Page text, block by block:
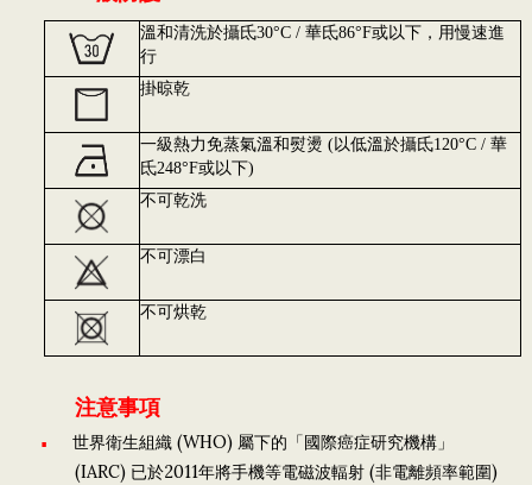
溫和清洗於攝氐30°C / 華氐86°F或以下，用慢速進
行
掛晾乾
一級熱力免蒸氣溫和熨燙 (以低溫於攝氐120°C / 華
氐248°F或以下)
不可乾洗
不可漂白
不可烘乾
注意事項
世界衛生組織 (WHO) 屬下的「國際癌症研究機構」
(IARC) 已於2011年將手機等電磁波輻射 (非電離頻率範圍)